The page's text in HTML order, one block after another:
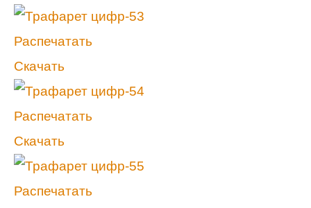
Распечатать
Скачать
Распечатать
Скачать
Распечатать